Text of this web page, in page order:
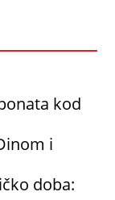
kod
i
doba: